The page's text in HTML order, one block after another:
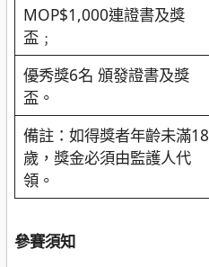
MOP$1,000連證書及獎
盃﹔
優秀獎6名 頒發證書及獎
盃。
備註：如得獎者年齡未滿18
歲，獎金必須由監護人代
領。
參賽須知